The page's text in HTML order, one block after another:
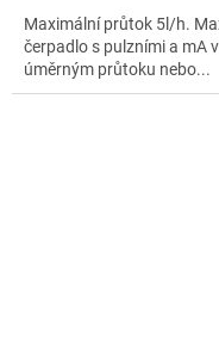
Maximální průtok 5l/h.
čerpadlo s pulzními a mA
úměrným průtoku nebo...